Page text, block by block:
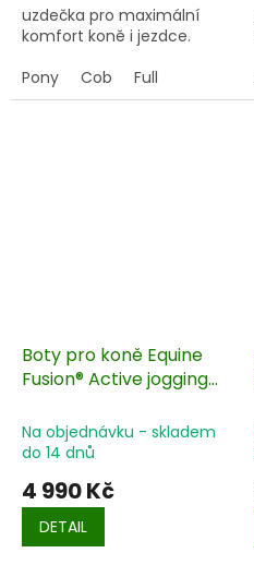
uzdečka pro maximální
komfort koně i jezdce.
Pony
Cob Full
Boty pro koně Equine
Fusion® Active jogging
Na objednávku - skladem
do 14 dnů
4 990 Kč
DETAIL